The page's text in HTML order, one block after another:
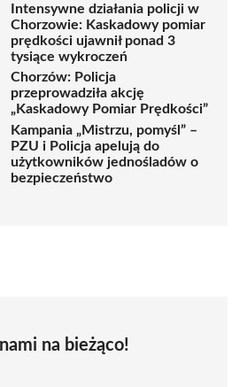
Intensywne działania policji w
Chorzowie: Kaskadowy pomiar
prędkości ujawnił ponad 3
tysiące wykroczeń
Chorzów: Policja
przeprowadziła akcję
„Kaskadowy Pomiar Prędkości”
Kampania „Mistrzu, pomyśl” –
PZU i Policja apelują do
użytkowników jednośladów o
bezpieczeństwo
na bieżąco!